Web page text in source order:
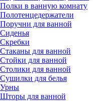
Полки в ванную комнату
Полотенцедержатели
Поручни для ванной
Сиденья
Скребки
Стаканы для ванной
Стойки для ванной
Столики для ванной
Сушилки для белья
Урны
Шторы для ванной